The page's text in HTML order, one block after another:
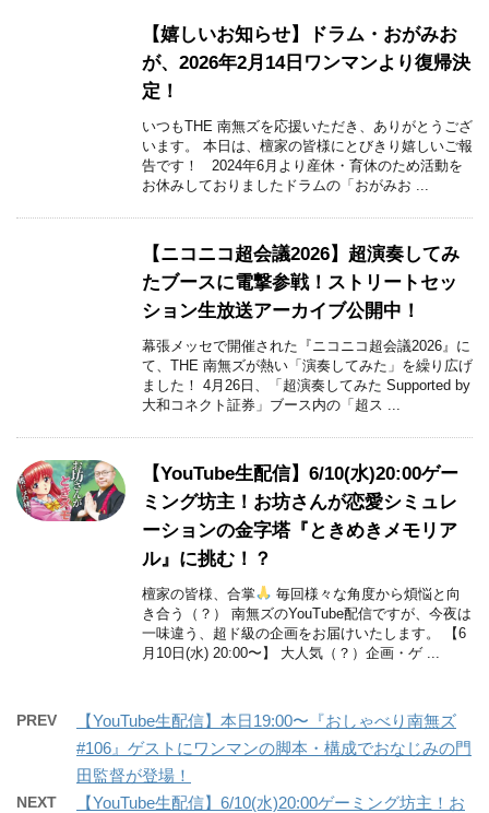
【嬉しいお知らせ】ドラム・おがみお
が、2026年2月14日ワンマンより復帰決
定！
いつもTHE 南無ズを応援いただき、ありがとうござ
います。 本日は、檀家の皆様にとびきり嬉しいご報
告です！ 2024年6月より産休・育休のため活動を
お休みしておりましたドラムの「おがみお ...
【ニコニコ超会議2026】超演奏してみ
たブースに電撃参戦！ストリートセッ
ション生放送アーカイブ公開中！
幕張メッセで開催された『ニコニコ超会議2026』に
て、THE 南無ズが熱い「演奏してみた」を繰り広げ
ました！ 4月26日、「超演奏してみた Supported by
大和コネクト証券」ブース内の「超ス ...
【YouTube生配信】6/10(水)20:00ゲー
ミング坊主！お坊さんが恋愛シミュレ
ーションの金字塔『ときめきメモリア
ル』に挑む！？
檀家の皆様、合掌
毎回様々な角度から煩悩と向
き合う（？） 南無ズのYouTube配信ですが、今夜は
一味違う、超ド級の企画をお届けいたします。 【6
月10日(水) 20:00〜】 大人気（？）企画・ゲ ...
PREV
【YouTube生配信】本日19:00〜『おしゃべり南無ズ
#106』ゲストにワンマンの脚本・構成でおなじみの門
田監督が登場！
NEXT
【YouTube生配信】6/10(水)20:00ゲーミング坊主！お